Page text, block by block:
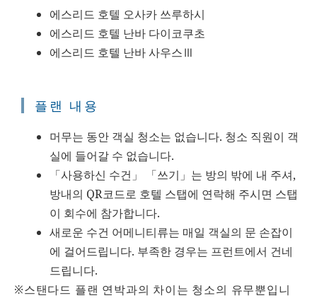
에스리드 호텔 오사카 쓰루하시
에스리드 호텔 난바 다이코쿠초
에스리드 호텔 난바 사우스Ⅲ
플랜 내용
머무는 동안 객실 청소는 없습니다. 청소 직원이 객
실에 들어갈 수 없습니다.
「사용하신 수건」 「쓰기」는 방의 밖에 내 주셔,
방내의 QR코드로 호텔 스탭에 연락해 주시면 스탭
이 회수에 참가합니다.
새로운 수건 어메니티류는 매일 객실의 문 손잡이
에 걸어드립니다. 부족한 경우는 프런트에서 건네
드립니다.
※스탠다드 플랜 연박과의 차이는 청소의 유무뿐입니